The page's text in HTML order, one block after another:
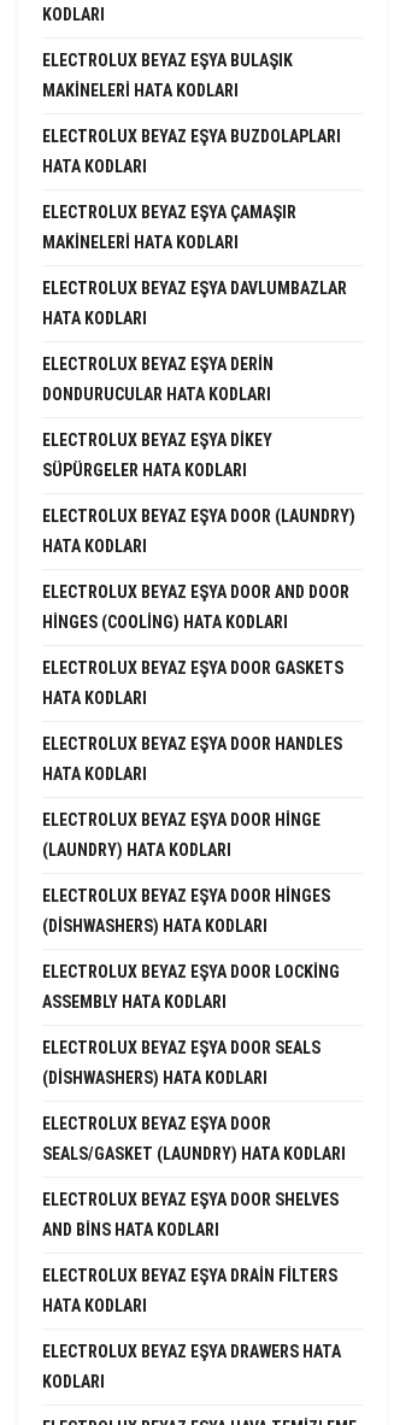
KODLARI
ELECTROLUX BEYAZ EŞYA BULAŞIK
MAKINELERI HATA KODLARI
ELECTROLUX BEYAZ EŞYA BUZDOLAPLARI
HATA KODLARI
ELECTROLUX BEYAZ EŞYA ÇAMAŞIR
MAKINELERI HATA KODLARI
ELECTROLUX BEYAZ EŞYA DAVLUMBAZLAR
HATA KODLARI
ELECTROLUX BEYAZ EŞYA DERIN
DONDURUCULAR HATA KODLARI
ELECTROLUX BEYAZ EŞYA DIKEY
SÜPÜRGELER HATA KODLARI
ELECTROLUX BEYAZ EŞYA DOOR (LAUNDRY)
HATA KODLARI
ELECTROLUX BEYAZ EŞYA DOOR AND DOOR
HINGES (COOLING) HATA KODLARI
ELECTROLUX BEYAZ EŞYA DOOR GASKETS
HATA KODLARI
ELECTROLUX BEYAZ EŞYA DOOR HANDLES
HATA KODLARI
ELECTROLUX BEYAZ EŞYA DOOR HINGE
(LAUNDRY) HATA KODLARI
ELECTROLUX BEYAZ EŞYA DOOR HINGES
(DISHWASHERS) HATA KODLARI
ELECTROLUX BEYAZ EŞYA DOOR LOCKING
ASSEMBLY HATA KODLARI
ELECTROLUX BEYAZ EŞYA DOOR SEALS
(DISHWASHERS) HATA KODLARI
ELECTROLUX BEYAZ EŞYA DOOR
SEALS/GASKET (LAUNDRY) HATA KODLARI
ELECTROLUX BEYAZ EŞYA DOOR SHELVES
AND BINS HATA KODLARI
ELECTROLUX BEYAZ EŞYA DRAIN FILTERS
HATA KODLARI
ELECTROLUX BEYAZ EŞYA DRAWERS HATA
KODLARI